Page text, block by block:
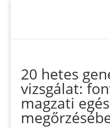
20 hetes
vizsgálat:
magzati